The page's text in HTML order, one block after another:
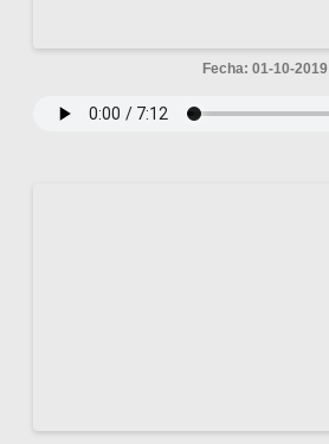
Fecha: 01-10-2019